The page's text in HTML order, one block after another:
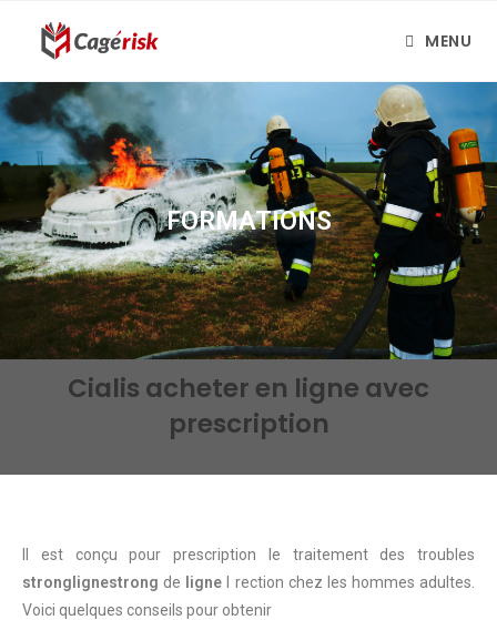
MENU
FORMATIONS
Cialis acheter en ligne avec
prescription
Il est conçu pour prescription le traitement des troubles
stronglignestrong de ligne l rection chez les hommes adultes.
Voici quelques conseils pour obtenir